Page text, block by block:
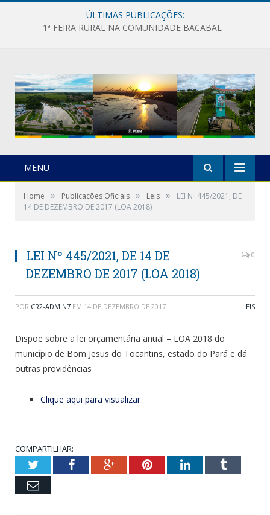
ÚLTIMAS PUBLICAÇÕES:
1ª FEIRA RURAL NA COMUNIDADE BACABAL
MENU
Home » Publicações Oficiais » Leis »
LEI Nº 445/2021, DE
14 DE DEZEMBRO DE 2017 (LOA 2018)
LEI Nº 445/2021, DE 14 DE
DEZEMBRO DE 2017 (LOA 2018)
0
POR CR2-ADMIN7 EM 14 DE DEZEMBRO DE 2017 LEIS
Dispõe sobre a lei orçamentária anual – LOA 2018 do
município de Bom Jesus do Tocantins, estado do Pará e dá
outras providências
Clique aqui para visualizar
COMPARTILHAR:
TwitterFacebookGoogle+PinterestLinkedInTumblr
Email